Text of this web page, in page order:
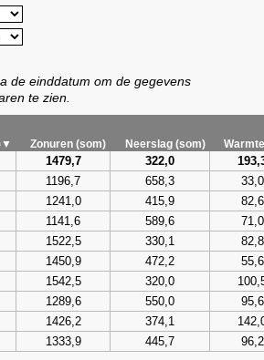
de einddatum om de gegevens
te zien.
Zonuren (som) Neerslag (som)
1479,7 322,0
1196,7 658,3 33,0
1241,0 415,9 82,6
1141,6 589,6 71,0
1522,5 330,1 82,8
1450,9 472,2 55,6
1542,5 320,0
1289,6 550,0 95,6
1426,2 374,1
1333,9 445,7 96,2